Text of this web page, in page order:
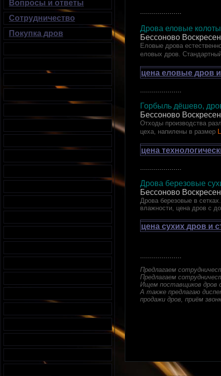
Дрова еловые
Бессоново
Еловые дрова
еловых дров.
цена еловые дров
.....................
Горбыль дёшево,
Бессоново
Отходы производства
цеха, напилены в размер
цена
.....................
Дрова березовые
Бессоново
Дрова березовые в
влажности, цена дров с
цена сухих дров и
.....................
Предлагаем
Предлагаем
Ищем поставщиков дров
А также предлагаю
продажи дров, приём
Вопросы и ответы
Сотрудничество
Покупка дров